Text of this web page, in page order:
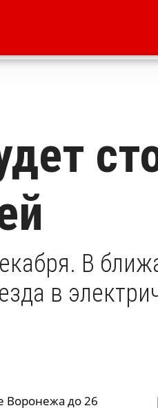
недели
В
в
Воронежа до 26